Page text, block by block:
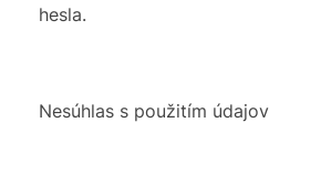
hesla.
Nesúhlas s použitím údajov